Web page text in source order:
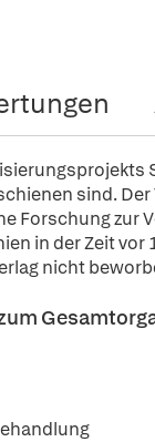
sind.
Forschung zur
in der Zeit
nicht